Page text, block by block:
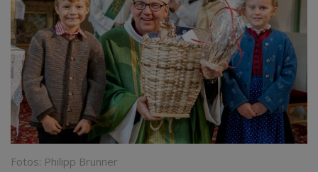
Fotos: Philipp Brunner